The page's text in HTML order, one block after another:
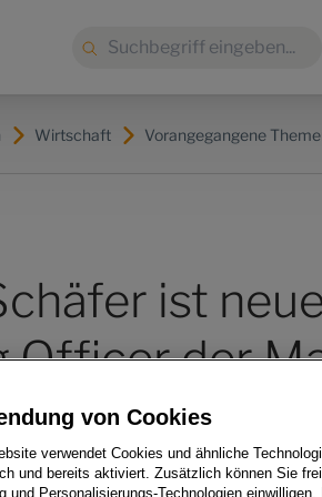
Wirtschaft Vorangegangene
Suche:
ist
Officer der
von Cookies
verwendet Cookies und ähnliche
und bereits aktiviert. Zusätzlich können Sie
und Personalisierungs-Technologien